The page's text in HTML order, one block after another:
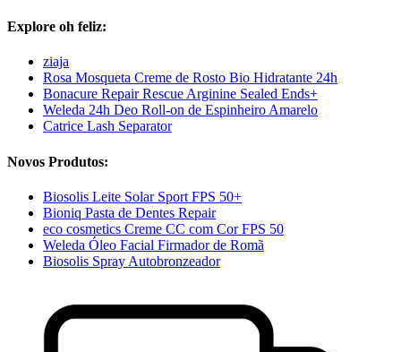
Explore oh feliz:
ziaja
Rosa Mosqueta Creme de Rosto Bio Hidratante 24h
Bonacure Repair Rescue Arginine Sealed Ends+
Weleda 24h Deo Roll-on de Espinheiro Amarelo
Catrice Lash Separator
Novos Produtos:
Biosolis Leite Solar Sport FPS 50+
Bioniq Pasta de Dentes Repair
eco cosmetics Creme CC com Cor FPS 50
Weleda Óleo Facial Firmador de Romã
Biosolis Spray Autobronzeador